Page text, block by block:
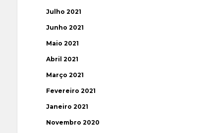
Julho 2021
Junho 2021
Maio 2021
Abril 2021
Março 2021
Fevereiro 2021
Janeiro 2021
Novembro 2020